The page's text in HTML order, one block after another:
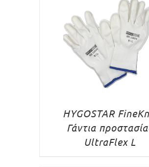
HYGOSTAR
Γάντια
UltraFlex L